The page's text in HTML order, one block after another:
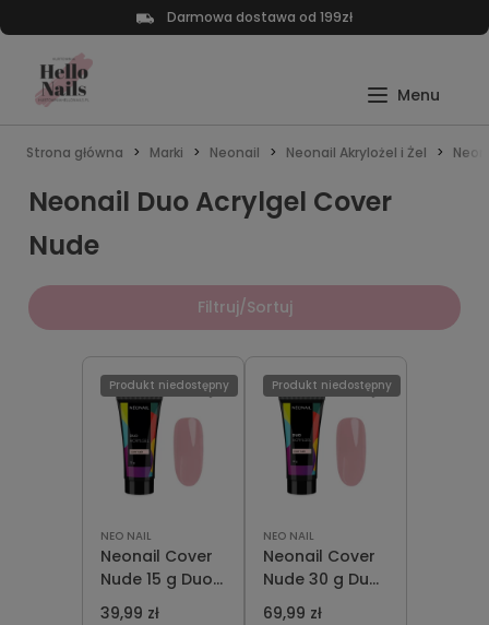
Darmowa dostawa od 199zł
Strona główna Marki Neonail Neonail Akrylożel i Żel
Neonail Duo Acrylgel Cover
Nude
Filtruj/Sortuj
NEO NAIL
Neonail Cover
Nude 15 g Duo
Acrylgel
39,99 zł
Produkt niedostępny
NEO NAIL
Neonail Cover
Nude 30 g Duo
Acrylgel
69,99 zł
Produkt niedostępny